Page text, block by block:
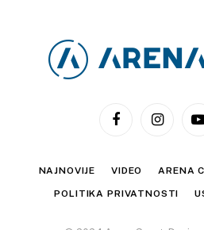
FacebookInstagram
NAJNOVIJE VIDEO ARENA
POLITIKA PRIVATNOSTI